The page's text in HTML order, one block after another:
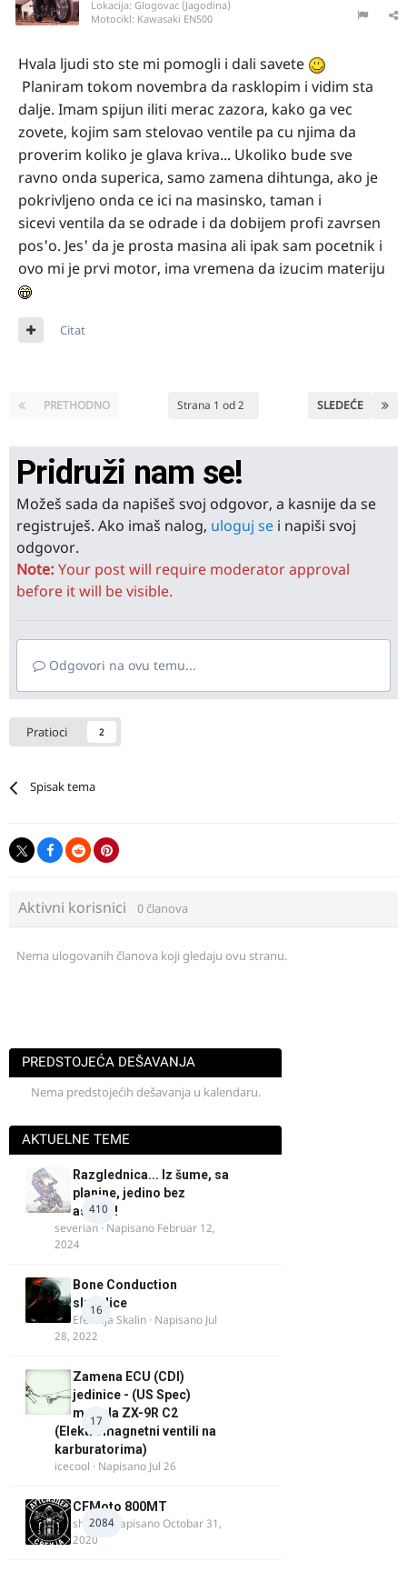
Lokacija: Glogovac (Jagodina)
Motocikl: Kawasaki EN500
Hvala ljudi sto ste mi pomogli i dali savete
Planiram tokom novembra da rasklopim i vidim sta
dalje. Imam spijun iliti merac zazora, kako ga vec
zovete, kojim sam stelovao ventile pa cu njima da
proverim koliko je glava kriva... Ukoliko bude sve
ravno onda superica, samo zamena dihtunga, ako je
pokrivljeno onda ce ici na masinsko, taman i
sicevi ventila da se odrade i da dobijem profi zavrsen
pos'o. Jes' da je prosta masina ali ipak sam pocetnik i
ovo mi je prvi motor, ima vremena da izucim materiju
Citat
PRETHODNO SLEDEĆE
Strana 1 od 2
Pridruži nam se!
Možeš sada da napišeš svoj odgovor, a kasnije da se
registruješ. Ako imaš nalog, uloguj se i napiši svoj
odgovor.
Note: Your post will require moderator approval
before it will be visible.
Odgovori na ovu temu...
Pratioci 2
Spisak tema
Aktivni korisnici 0 članova
Nema ulogovanih članova koji gledaju ovu stranu.
PREDSTOJEĆA DEŠAVANJA
Nema predstojećih dešavanja u kalendaru.
AKTUELNE TEME
410
Razglednica... Iz šume, sa
planine, jedino bez
asfalta!
severian · Napisano Februar 12,
2024
16
Bone Conduction
slusalice
Efendija Skalin · Napisano Jul
28, 2022
17
Zamena ECU (CDI)
jedinice - (US Spec)
modela ZX-9R C2
(Elektromagnetni ventili na
karburatorima)
icecool · Napisano Jul 26
2084
CFMoto 800MT
shlem· NapisanoOctobar 31,
2020